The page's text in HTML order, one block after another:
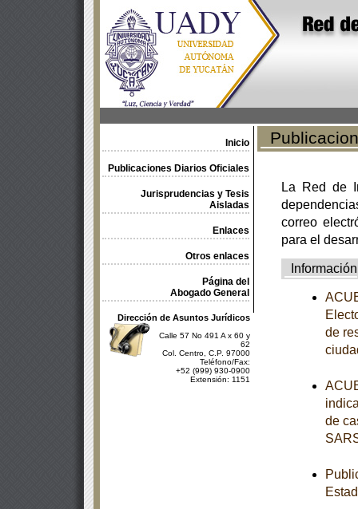
Inicio
Publicaciones Diarios Oficiales
Jurisprudencias y Tesis
Aisladas
Enlaces
Otros enlaces
Página del
Abogado General
Dirección de Asuntos Jurídicos
Calle 57 No 491 A x 60 y
62
Col. Centro, C.P. 97000
Teléfono/Fax:
+52 (999) 930-0900
Extensión: 1151
La Red de
correo
para el
Información
de
de